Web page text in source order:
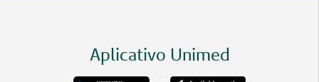
Aplicativo Unimed